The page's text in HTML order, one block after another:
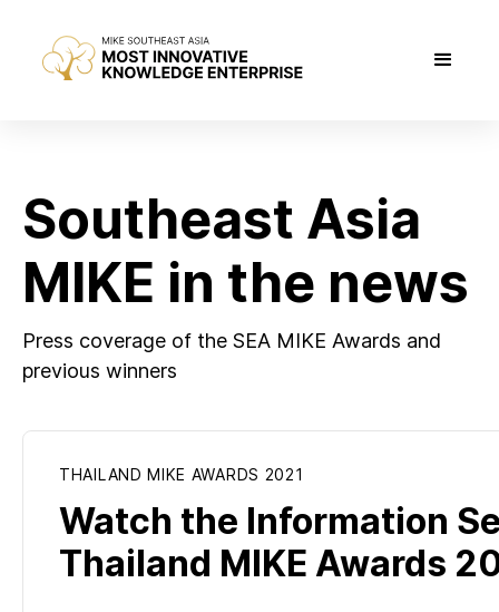
Southeast Asia
MIKE in the news
Press coverage of the SEA MIKE Awards and
previous winners
THAILAND MIKE AWARDS 2021
Watch the Information
Thailand MIKE Awards